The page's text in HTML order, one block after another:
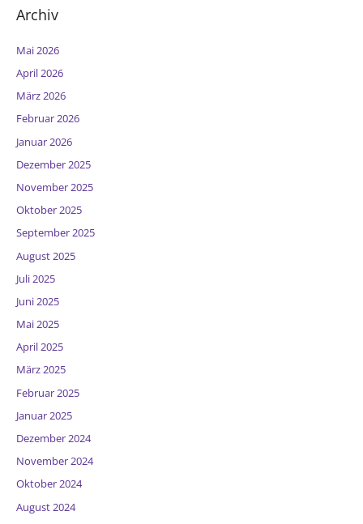
Archiv
Mai 2026
April 2026
März 2026
Februar 2026
Januar 2026
Dezember 2025
November 2025
Oktober 2025
September 2025
August 2025
Juli 2025
Juni 2025
Mai 2025
April 2025
März 2025
Februar 2025
Januar 2025
Dezember 2024
November 2024
Oktober 2024
August 2024